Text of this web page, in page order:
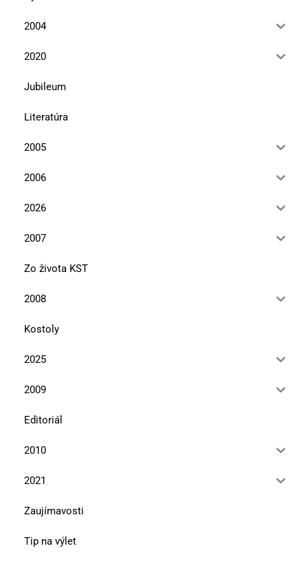
2004
2020
Jubileum
Literatúra
2005
2006
2026
2007
Zo života KST
2008
Kostoly
2025
2009
Editoriál
2010
2021
Zaujímavosti
Tip na výlet